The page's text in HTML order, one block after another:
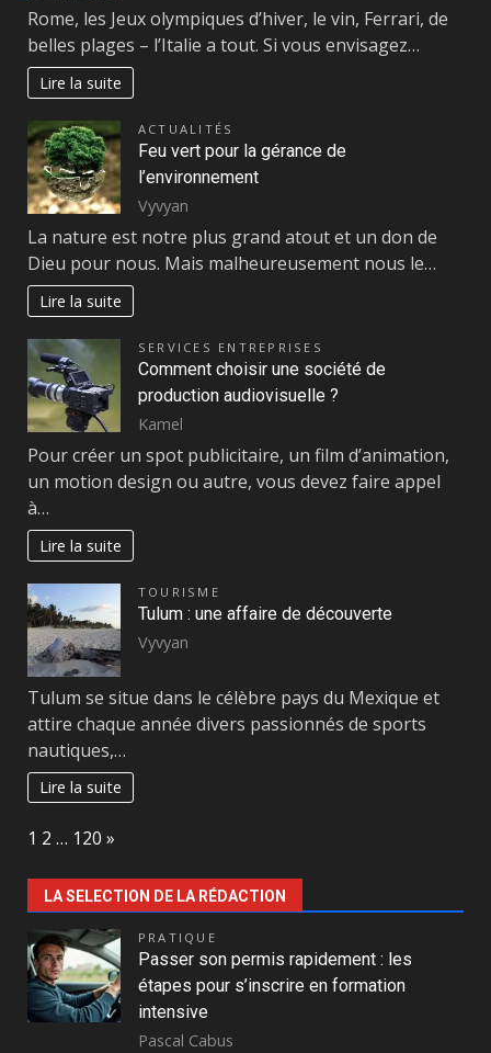
Rome, les Jeux olympiques d’hiver, le vin, Ferrari, de
belles plages – l’Italie a tout. Si vous envisagez…
Lire la suite
ACTUALITÉS
Feu vert pour la gérance de
l’environnement
Vyvyan
La nature est notre plus grand atout et un don de
Dieu pour nous. Mais malheureusement nous le…
Lire la suite
SERVICES ENTREPRISES
Comment choisir une société de
production audiovisuelle ?
Kamel
Pour créer un spot publicitaire, un film d’animation,
un motion design ou autre, vous devez faire appel
à…
Lire la suite
TOURISME
Tulum : une affaire de découverte
Vyvyan
Tulum se situe dans le célèbre pays du Mexique et
attire chaque année divers passionnés de sports
nautiques,…
Lire la suite
Page:
1 2 … 120 Next
»
LA SELECTION DE LA RÉDACTION
PRATIQUE
Passer son permis rapidement : les
étapes pour s’inscrire en formation
intensive
Pascal Cabus